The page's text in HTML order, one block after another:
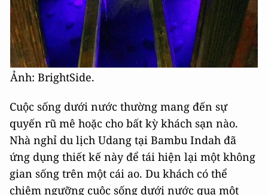
Ảnh: BrightSide.
Cuộc sống dưới nước thường mang đến sự
quyến rũ mê hoặc cho bất kỳ khách sạn nào.
Nhà nghỉ du lịch Udang tại Bambu Indah đã
ứng dụng thiết kế này để tái hiện lại một không
gian sống trên một cái ao. Du khách có thể
chiêm ngưỡng cuộc sống dưới nước qua một